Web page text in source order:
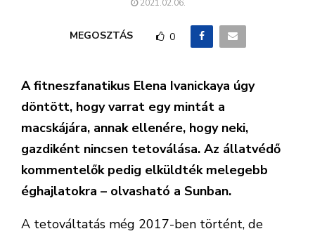
2021.02.06.
MEGOSZTÁS 0
A fitneszfanatikus Elena Ivanickaya úgy
döntött, hogy varrat egy mintát a
macskájára, annak ellenére, hogy neki,
gazdiként nincsen tetoválása. Az állatvédő
kommentelők pedig elküldték melegebb
éghajlatokra – olvasható a Sunban.
A tetováltatás még 2017-ben történt, de